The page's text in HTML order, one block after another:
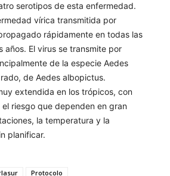
serotipos de esta enfermedad.
vírica transmitida por
rápidamente en todas las
años. El virus se transmite por
de la especie Aedes
de Aedes albopictus.
extendida en los trópicos, con
riesgo que dependen en gran
la temperatura y la
planificar.
Protocolo